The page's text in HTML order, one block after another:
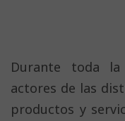
Durante toda la
actores de las
productos y